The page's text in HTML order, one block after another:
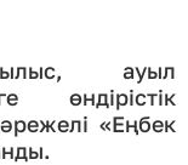
ауыл
«Еңбек